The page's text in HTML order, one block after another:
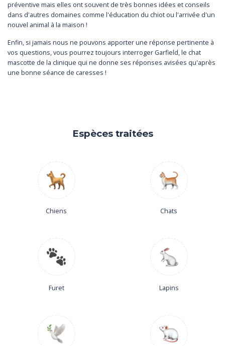
préventive mais elles ont souvent de très bonnes idées et conseils
dans d'autres domaines comme l'éducation du chiot ou l'arrivée d'un
nouvel animal à la maison !
Enfin, si jamais nous ne pouvons apporter une réponse pertinente à
vos questions, vous pourrez toujours interroger Garfield, le chat
mascotte de la clinique qui ne donne ses réponses avisées qu'après
une bonne séance de caresses !
Espèces traitées
Chiens Chats
Furet Lapins